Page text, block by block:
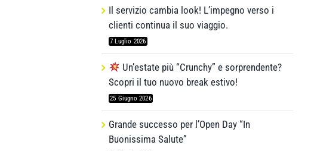
Il servizio cambia look! L’impegno verso i
clienti continua il suo viaggio.
7 Luglio 2026
Un’estate più “Crunchy” e sorprendente?
Scopri il tuo nuovo break estivo!
25 Giugno 2026
Grande successo per l’Open Day “In
Buonissima Salute”